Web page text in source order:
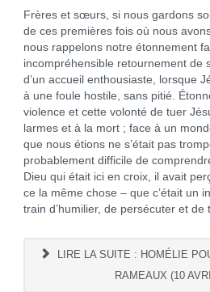
Frères et sœurs, si nous gardons
de ces premières fois où nous
nous rappelons notre étonnement
incompréhensible retournement de
d’un accueil enthousiaste, lorsque
à une foule hostile, sans pitié.
violence et cette volonté de tuer
larmes et à la mort ; face à un
que nous étions ne s’était pas
probablement difficile de
Dieu qui était ici en croix, il avait
ce la même chose – que c’était un
train d’humilier, de persécuter et de
LIRE LA SUITE : HOMÉLIE
RAMEAUX (10